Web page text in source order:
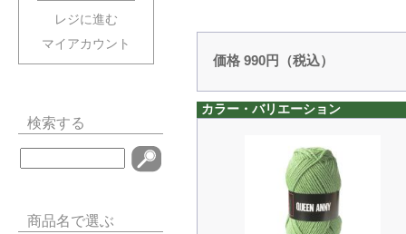
レジに進む
マイアカウント
検索する
商品名で選ぶ
価格 990円（税込）
カラー・バリエーション